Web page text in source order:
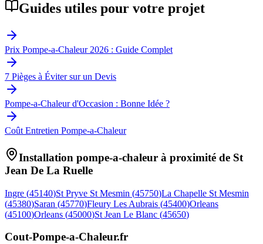
Guides utiles pour votre projet
Prix Pompe-a-Chaleur 2026 : Guide Complet
7 Pièges à Éviter sur un Devis
Pompe-a-Chaleur d'Occasion : Bonne Idée ?
Coût Entretien Pompe-a-Chaleur
Installation pompe-a-chaleur à proximité de St
Jean De La Ruelle
Ingre (45140)St Pryve St Mesmin (45750)La Chapelle St Mesmin
(45380)Saran (45770)Fleury Les Aubrais (45400)Orleans
(45100)Orleans (45000)St Jean Le Blanc (45650)
Cout-Pompe-a-Chaleur.fr